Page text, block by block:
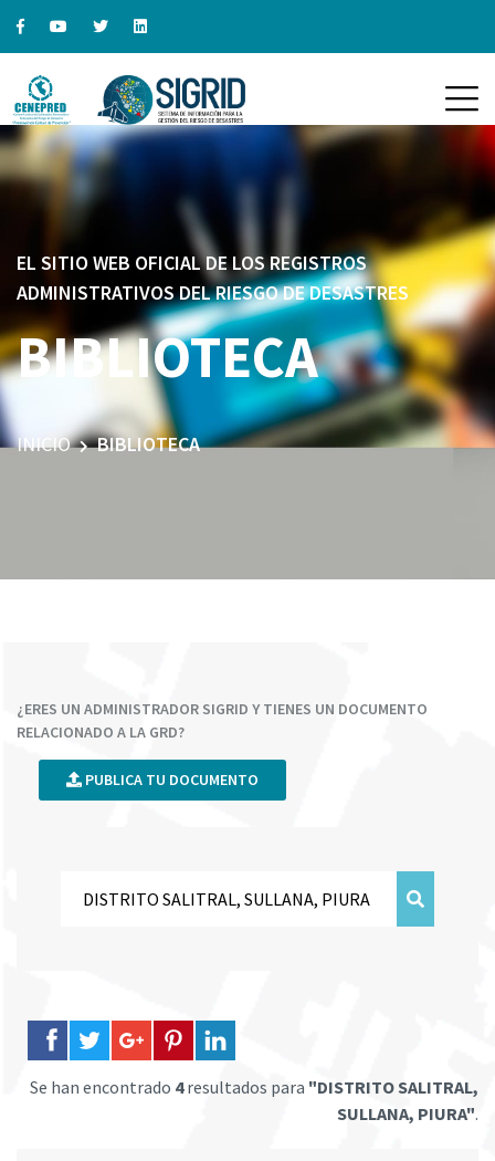
EL SITIO WEB OFICIAL DE LOS REGISTROS
ADMINISTRATIVOS DEL RIESGO DE DESASTRES
BIBLIOTECA
INICIO BIBLIOTECA
¿ERES UN ADMINISTRADOR SIGRID Y TIENES UN DOCUMENTO
RELACIONADO A LA GRD?
PUBLICA TU DOCUMENTO
Se han encontrado 4resultados para "DISTRITO SALITRAL,
SULLANA, PIURA".